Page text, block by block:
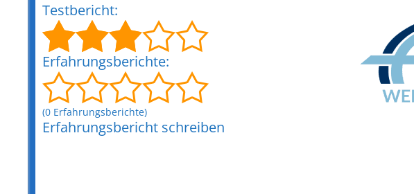
Testbericht:
Erfahrungsberichte:
(0 Erfahrungsberichte)
Erfahrungsbericht schreiben